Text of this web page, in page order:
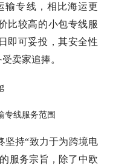
专线，相比海运更
比较高的小包专线服
即可妥投，其安全性
卖家追捧。
专线服务范围
持“致力于为跨境电
服务宗旨，除了中欧